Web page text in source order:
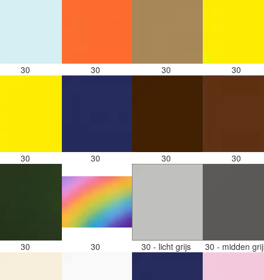
30 30 30 30
30 30 30 30
30 30 30 - licht grijs 30 - midden